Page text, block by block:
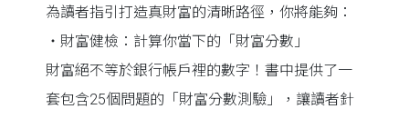
為讀者指引打造真財富的清晰路徑，你將能夠：
・財富健檢：計算你當下的「財富分數」
財富絕不等於銀行帳戶裡的數字！書中提供了一
套包含25個問題的「財富分數測驗」，讓讀者針